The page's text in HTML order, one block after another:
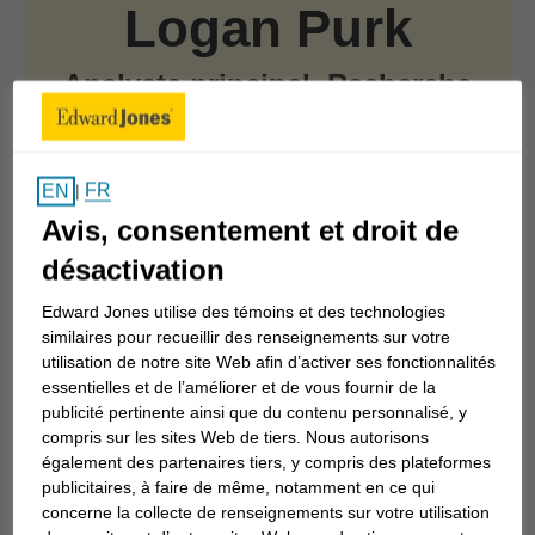
Logan Purk
Analyste principal, Recherche
sur les actions
Aperçu
S’est joint à Edward Jones en 2006
Secteurs couverts : Technologies
EN | FR
Avis, consentement et droit de
désactivation
Edward Jones utilise des témoins et des technologies
similaires pour recueillir des renseignements sur votre
utilisation de notre site Web afin d’activer ses fonctionnalités
essentielles et de l’améliorer et de vous fournir de la
publicité pertinente ainsi que du contenu personnalisé, y
compris sur les sites Web de tiers. Nous autorisons
également des partenaires tiers, y compris des plateformes
publicitaires, à faire de même, notamment en ce qui
concerne la collecte de renseignements sur votre utilisation